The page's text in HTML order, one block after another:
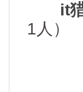
it
1人）